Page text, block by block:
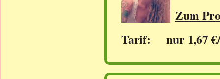
Zum
Tarif: nur 1,67